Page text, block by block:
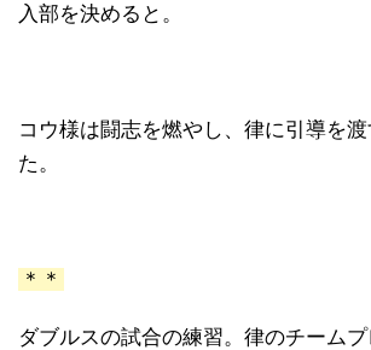
入部を決めると。
コウ様は闘志を燃やし、律に引導を
た。
＊＊
ダブルスの試合の練習。律のチーム